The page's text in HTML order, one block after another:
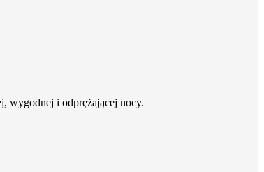
wygodnej i odprężającej nocy.